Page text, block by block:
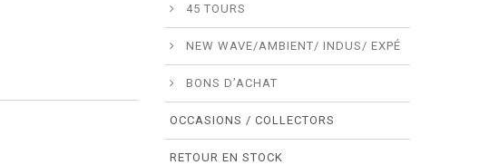
45 TOURS
NEW WAVE/AMBIENT/ INDUS/ EXPÉ
BONS D’ACHAT
OCCASIONS / COLLECTORS
RETOUR EN STOCK